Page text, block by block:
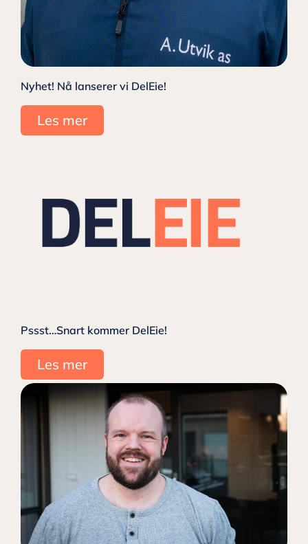
Nyhet! Nå lanserer vi DelEie!
Les mer
Pssst…Snart kommer DelEie!
Les mer